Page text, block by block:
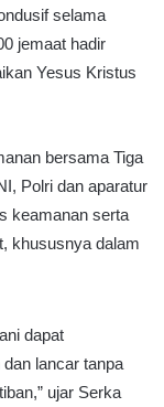
selama
jemaat hadir
Yesus Kristus
bersama Tiga
Polri dan aparatur
keamanan serta
khususnya dalam
dapat
lancar tanpa
ujar Serka